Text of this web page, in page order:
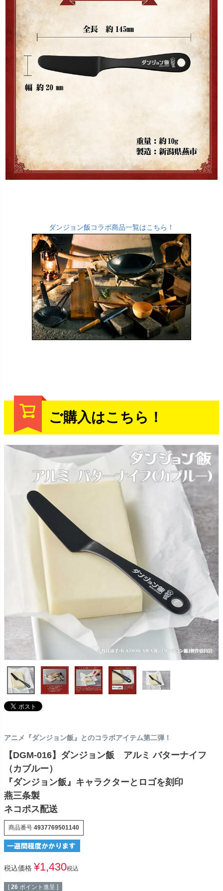
ダンジョン飯コラボ商品一覧はこちら！
ご購入はこちら！
アニメ『ダンジョン飯』とのコラボアイテム第二弾！
【DGM-016】ダンジョン飯 アルミ バターナイフ
（カブルー）
『ダンジョン飯』キャラクターとロゴを刻印
燕三条製
ネコポス配送
商品番号 4937769501140
税込価格 ¥1,430税込
[ 26 ポイント進呈 ]